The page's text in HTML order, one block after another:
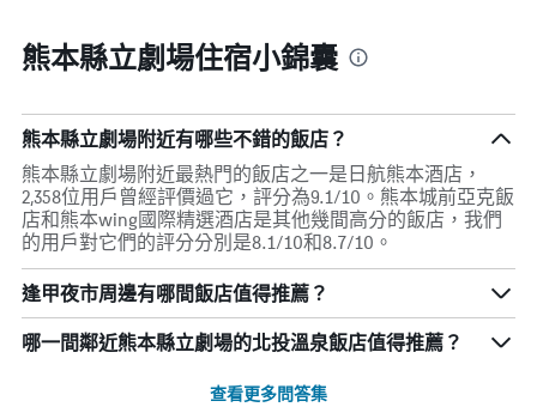
熊本縣立劇場住宿小錦囊
熊本縣立劇場附近有哪些不錯的飯店？
熊本縣立劇場附近最熱門的飯店之一是日航熊本酒店，
2,358位用戶曾經評價過它，評分為9.1/10。熊本城前亞克飯
店和熊本wing國際精選酒店是其他幾間高分的飯店，我們
的用戶對它們的評分分別是8.1/10和8.7/10。
逢甲夜市周邊有哪間飯店值得推薦？
哪一間鄰近熊本縣立劇場的北投溫泉飯店值得推薦？
查看更多問答集